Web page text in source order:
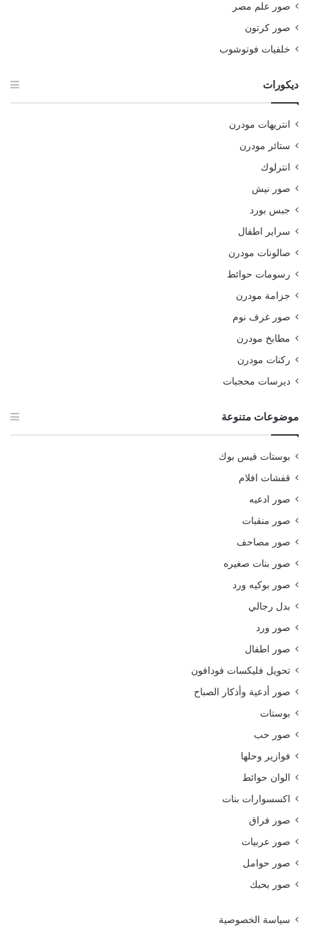
صور علم مصر
صور كرتون
خلفيات فوتوشوب
ديكورات
انتريهات مودرن
ستائر مودرن
انترلوك
صور نيش
جبس بورد
سراير اطفال
صالونات مودرن
رسومات حوائط
جزامة مودرن
صور غرف نوم
مطابخ مودرن
ركنات مودرن
ديرسات محجبات
موضوعات متنوعة
بوستات فيس بوك
قفشات افلام
صور ادعيه
صور منقبات
صور مصاحف
صور بنات صغيره
صور بوكيه ورد
بدل رجالي
صور ورد
صور اطفال
تحويل فليكسات فودافون
صور أدعية وأذكار الصباح
بوستات
صور حب
فوازير وحلها
الوان حوائط
اكسسوارات بنات
صور فراق
صور عربيات
صور حوامل
صور بحبك
سياسة الخصوصية